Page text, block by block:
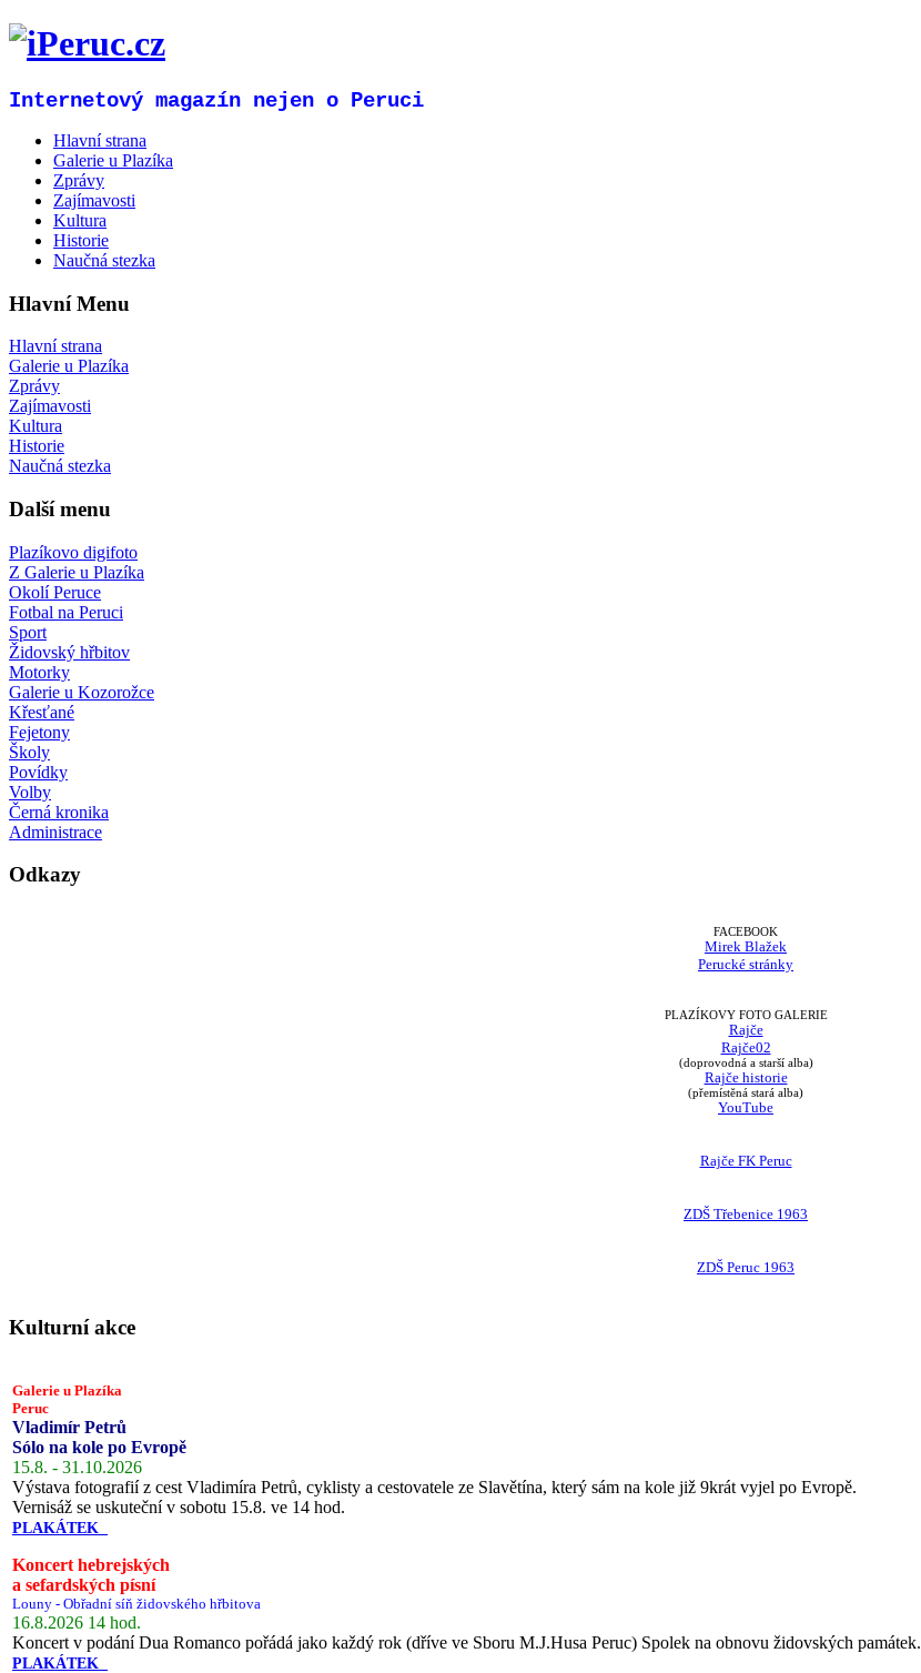
Internetový magazín nejen o Peruci
Hlavní strana
Galerie u Plazíka
Zprávy
Zajímavosti
Kultura
Historie
Naučná stezka
Hlavní Menu
Hlavní strana
Galerie u Plazíka
Zprávy
Zajímavosti
Kultura
Historie
Naučná stezka
Další menu
Plazíkovo digifoto
Z Galerie u Plazíka
Okolí Peruce
Fotbal na Peruci
Sport
Židovský hřbitov
Motorky
Galerie u Kozorožce
Křesťané
Fejetony
Školy
Povídky
Volby
Černá kronika
Administrace
Odkazy
FACEBOOK
Mirek Blažek
Perucké stránky
PLAZÍKOVY FOTO GALERIE
Rajče
Rajče02
(doprovodná a starší alba)
Rajče historie
(přemístěná stará alba)
YouTube
Rajče FK Peruc
ZDŠ Třebenice 1963
ZDŠ Peruc 1963
Kulturní akce
Galerie u Plazíka
Peruc
Vladimír Petrů
Sólo na kole po Evropě
15.8. - 31.10.2026
Výstava fotografií z cest Vladimíra Petrů, cyklisty a cestovatele ze Slavětína, který sám na kole již 9krát vyjel po Evropě.
Vernisáž se uskuteční v sobotu 15.8. ve 14 hod.
PLAKÁTEK
Koncert hebrejských
a sefardských písní
Louny - Obřadní síň židovského hřbitova
16.8.2026 14 hod.
Koncert v podání Dua Romanco pořádá jako každý rok (dříve ve Sboru M.J.Husa Peruc) Spolek na obnovu židovských památek.
PLAKÁTEK